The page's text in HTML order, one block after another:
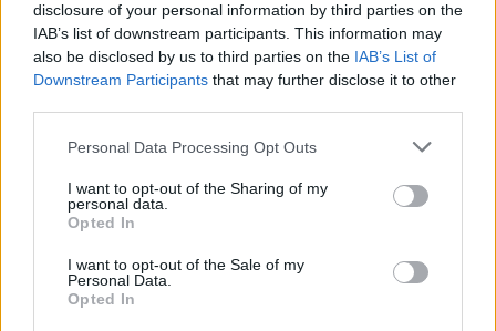
disclosure of your personal information by third parties on the
IAB’s list of downstream participants. This information may
also be disclosed by us to third parties on the IAB’s List of
Downstream Participants that may further disclose it to other
Personal Data Processing Opt Outs
I want to opt-out of the Sharing of my
personal data.
Opted In
I want to opt-out of the Sale of my
Personal Data.
Opted In